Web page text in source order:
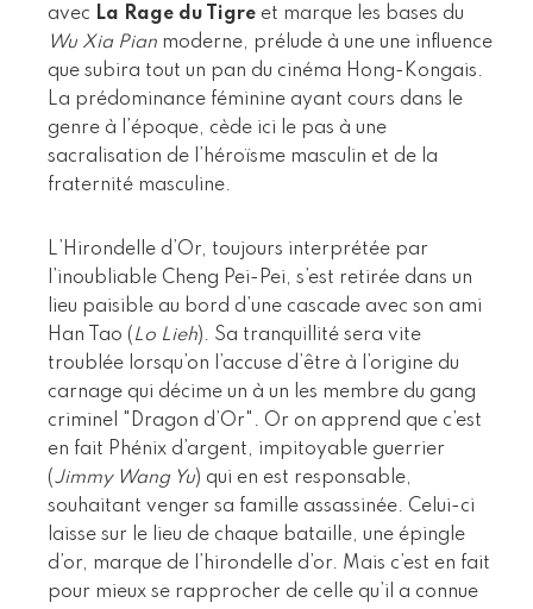
avec La Rage du Tigre et marque les bases du
Wu Xia Pian moderne, prélude à une une influence
que subira tout un pan du cinéma Hong-Kongais.
La prédominance féminine ayant cours dans le
genre à l’époque, cède ici le pas à une
sacralisation de l’héroïsme masculin et de la
fraternité masculine.
L’Hirondelle d’Or, toujours interprétée par
l’inoubliable Cheng Pei-Pei, s’est retirée dans un
lieu paisible au bord d’une cascade avec son ami
Han Tao ( Lo Lieh). Sa tranquillité sera vite
troublée lorsqu’on l’accuse d’être à l’origine du
carnage qui décime un à un les membre du gang
criminel "Dragon d’Or". Or on apprend que c’est
en fait Phénix d’argent, impitoyable guerrier
(Jimmy Wang Yu) qui en est responsable,
souhaitant venger sa famille assassinée. Celui-ci
laisse sur le lieu de chaque bataille, une épingle
d’or, marque de l’hirondelle d’or. Mais c’est en fait
pour mieux se rapprocher de celle qu’il a connue